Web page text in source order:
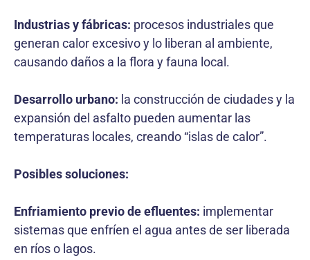
Industrias y fábricas: procesos industriales que
generan calor excesivo y lo liberan al ambiente,
causando daños a la flora y fauna local.
Desarrollo urbano: la construcción de ciudades y la
expansión del asfalto pueden aumentar las
temperaturas locales, creando “islas de calor”.
Posibles soluciones:
Enfriamiento previo de efluentes: implementar
sistemas que enfríen el agua antes de ser liberada
en ríos o lagos.